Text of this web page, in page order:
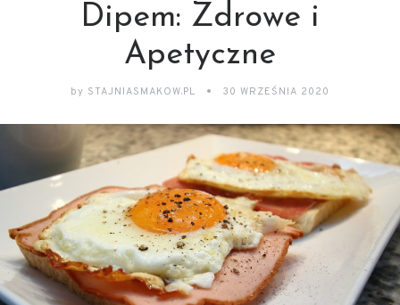
Dipem: Zdrowe i
Apetyczne
by STAJNIASMAKOW.PL 30 WRZEŚNIA 2020